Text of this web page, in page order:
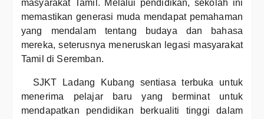
masyarakat Tamil. Melalui pendidikan, sekolah ini
memastikan generasi muda mendapat pemahaman
yang mendalam tentang budaya dan bahasa
mereka, seterusnya meneruskan legasi masyarakat
Tamil di Seremban.
SJKT Ladang Kubang sentiasa terbuka untuk
menerima pelajar baru yang berminat untuk
mendapatkan pendidikan berkualiti tinggi dalam